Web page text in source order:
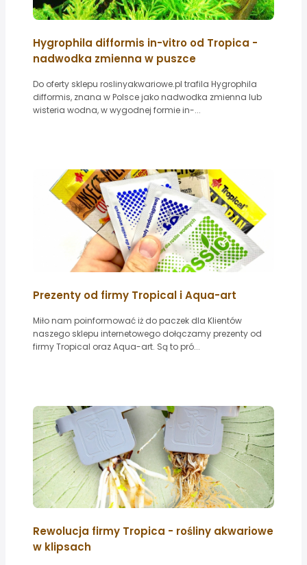
Hygrophila difformis in-vitro od Tropica -
nadwodka zmienna w puszce
Do oferty sklepu roslinyakwariowe.pl trafila Hygrophila
difformis, znana w Polsce jako nadwodka zmienna lub
wisteria wodna, w wygodnej formie in-...
Prezenty od firmy Tropical i Aqua-art
Miło nam poinformować iż do paczek dla Klientów
naszego sklepu internetowego dołączamy prezenty od
firmy Tropical oraz Aqua-art. Są to pró...
Rewolucja firmy Tropica - rośliny akwariowe
w klipsach